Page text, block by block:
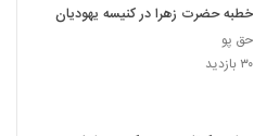
خطبه حضرت زهرا در کنیسه یهودیان
حق پو
۳۰ بازدید